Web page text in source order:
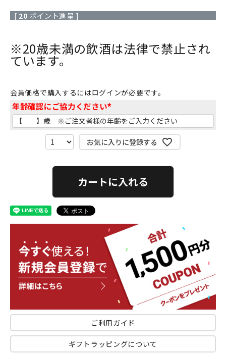
[ 20 ポイント進呈 ]
※20歳未満の飲酒は法律で禁止され
ています。
会員価格で購入するにはログインが必要です。
年齢確認にご協力ください
(
必
須
)
お気に入りに登録する
カートに入れる
ご利用ガイド
ギフトラッピングについて